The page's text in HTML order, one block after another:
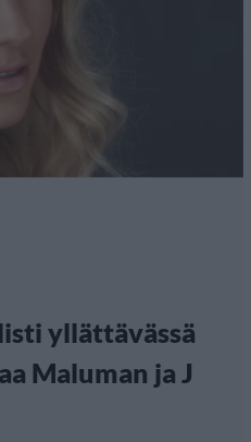
yllättävässä
Maluman ja J